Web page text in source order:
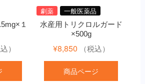
１
）
劇薬 一般医薬品
水産用トリクロルガード
×500g
¥8,850 （税込）
商品ページ